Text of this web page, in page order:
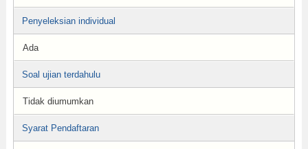
Penyeleksian individual
Ada
Soal ujian terdahulu
Tidak diumumkan
Syarat Pendaftaran